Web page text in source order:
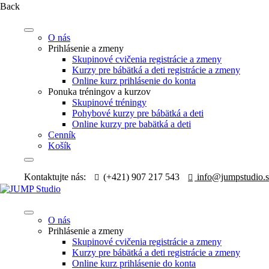
Back
O nás
Prihlásenie a zmeny
Skupinové cvičenia registrácie a zmeny
Kurzy pre bábätká a deti registrácie a zmeny
Online kurz prihlásenie do konta
Ponuka tréningov a kurzov
Skupinové tréningy
Pohybové kurzy pre bábätká a deti
Online kurzy pre babätká a deti
Cenník
Košík
Kontaktujte nás: (+421) 907 217 543
O nás
Prihlásenie a zmeny
Skupinové cvičenia registrácie a zmeny
Kurzy pre bábätká a deti registrácie a zmeny
Online kurz prihlásenie do konta